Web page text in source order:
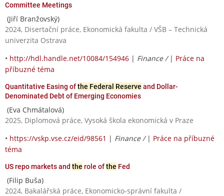
Committee Meetings
(Jiří Branžovský)
2024, Disertační práce, Ekonomická fakulta / VŠB – Technická
univerzita Ostrava
• http://hdl.handle.net/10084/154946 | Finance / | Práce na
příbuzné téma
Quantitative Easing ofthe Federal Reserve and Dollar-
Denominated Debt of Emerging Economies
(Eva Chmátalová)
2025, Diplomová práce, Vysoká škola ekonomická v Praze
• https://vskp.vse.cz/eid/98561 | Finance / | Práce na příbuzné
téma
US repo markets and the role ofthe Fed
(Filip Buša)
2024, Bakalářská práce, Ekonomicko-správní fakulta /